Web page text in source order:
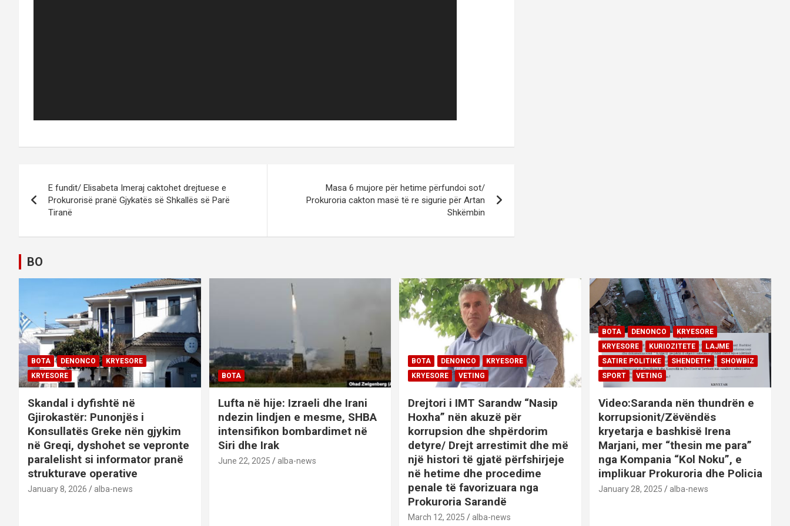
t
n
v
i
g
a
o
n
E fundit/ Elisabeta Imeraj caktohet drejtuese e
Prokurorisë pranë Gjykatës së Shkallës së Parë
Tiranë
Masa 6 mujore për hetime përfundoi sot/
Prokuroria cakton masë të re sigurie për Artan
Shkëmbin
BO
BOTA DENONCO
KRYESORE
KRYESORE
Skandal i dyfishtë në
Gjirokastër: Punonjës i
Konsullatës Greke nën gjykim
në Greqi, dyshohet se vepronte
paralelisht si informator pranë
strukturave operative
January 8, 2026 alba-news
BOTA
Lufta në hije: Izraeli dhe Irani
ndezin lindjen e mesme, SHBA
intensifikon bombardimet në
Siri dhe Irak
June 22, 2025 alba-news
BOTA DENONCO
KRYESORE
KRYESORE
VETING
Drejtori i IMT Sarandw “Nasip
Hoxha” nën akuzë për
korrupsion dhe shpërdorim
detyre/ Drejt arrestimit dhe më
një histori të gjatë përfshirjeje
në hetime dhe procedime
penale të favorizuara nga
Prokuroria Sarandë
March 12, 2025 alba-news
BOTA DENONCO
KRYESORE
KRYESORE
KURIOZITETE
LAJME
SATIRE POLITIKE
SHENDETI+
SHOWBIZ
SPORT
VETING
Video:Saranda nën thundrën e
korrupsionit/Zëvëndës
kryetarja e bashkisë Irena
Marjani, mer “thesin me para”
nga Kompania “Kol Noku”, e
implikuar Prokuroria dhe Policia
January 28, 2025 alba-news
BOTA DENONCO
KRYESORE